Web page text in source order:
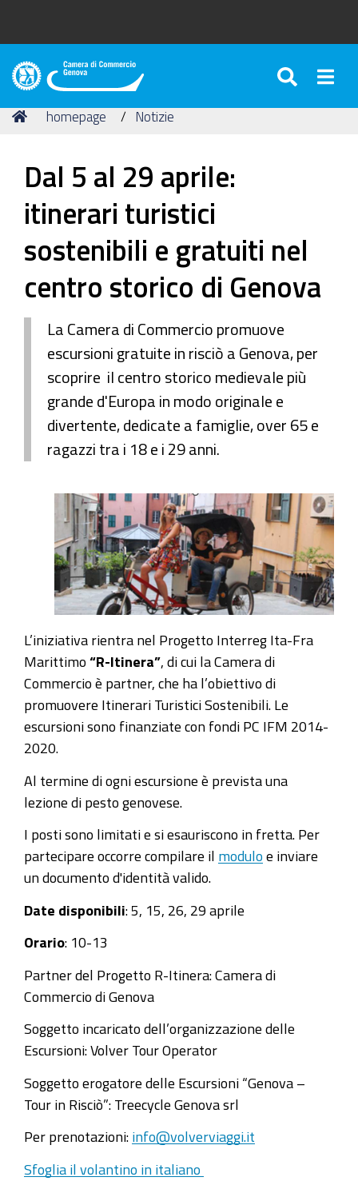
Camera
Commercio
Tu
Home
homepage Notizie
Dal 5 al 29 aprile:
itinerari turistici
sostenibili e gratuiti nel
centro storico di Genova
La Camera di Commercio promuove
escursioni gratuite in risciò a Genova, per
scoprire il centro storico medievale più
grande d'Europa in modo originale e
divertente, dedicate a famiglie, over 65 e
ragazzi tra i 18 e i 29 anni.
L’iniziativa rientra nel Progetto Interreg Ita-Fra
Marittimo “R-Itinera” , di cui la Camera di
Commercio è partner, che ha l’obiettivo di
promuovere Itinerari Turistici Sostenibili. Le
escursioni sono finanziate con fondi PC IFM 2014-
2020.
Al termine di ogni escursione è prevista una
lezione di pesto genovese.
I posti sono limitati e si esauriscono in fretta. Per
partecipare occorre compilare il modulo e inviare
un documento d'identità valido.
Date disponibili: 5, 15, 26, 29 aprile
Orario: 10-13
Partner del Progetto R-Itinera: Camera di
Commercio di Genova
Soggetto incaricato dell’organizzazione delle
Escursioni: Volver Tour Operator
Soggetto erogatore delle Escursioni “Genova –
Tour in Risciò”: Treecycle Genova srl
Per prenotazioni: info@volverviaggi.it
Sfoglia il volantino in italiano